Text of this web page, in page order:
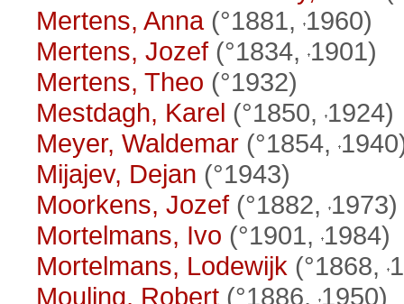
Mertens, Anna(°1881, 1960)
Mertens, Jozef(°1834, 1901)
Mertens, Theo (°1932)
Mestdagh, Karel (°1850, 1924)
Meyer, Waldemar (°1854,
Mijajev, Dejan (°1943)
Moorkens, Jozef(°1882, 1973)
Mortelmans, Ivo (°1901, 1984)
Mortelmans, Lodewijk (°1868,
Mouling, Robert (°1886, 1950)